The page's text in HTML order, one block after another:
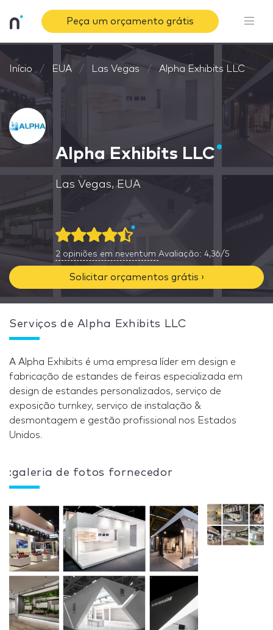
Peça um orçamento grátis
Início EUA Las Vegas Alpha Exhibits LLC
Alpha Exhibits LLC
Las Vegas, EUA
2 opiniões em neventum Avaliação: 4,36/5
Solicitar orçamentos grátis ›
Serviços de Alpha Exhibits LLC
A Alpha Exhibits é uma empresa líder em design e
fabricação de estandes de feiras especializada em
design de estandes personalizados, serviço de
exposição turnkey, serviço de instalação &
desmontagem e gestão profissional nos Estados
Unidos.
:galeria de fotos fornecedor